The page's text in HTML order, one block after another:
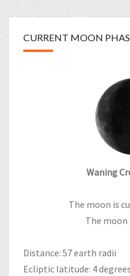
CURRENT MOON
Waning
The moon is
The moon
Distance: 57 earth radii
Ecliptic latitude: 4 degrees